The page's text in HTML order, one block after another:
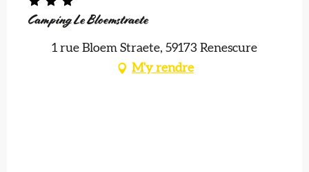
Camping Le Bloemstraete
1 rue Bloem Straete, 59173 Renescure
M'y rendre